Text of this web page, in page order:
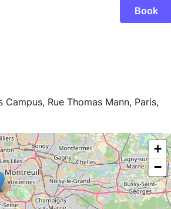
Rue Thomas Mann, Paris,
+
−